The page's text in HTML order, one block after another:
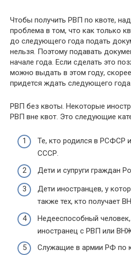
Чтобы получить РВП по квоте,
проблема в том, что как только
до следующего года подать
нельзя. Поэтому подавать
начале года. Если сделать это
можно выдать в этом году,
придется ждать следующего года.
РВП без квоты. Некоторые
РВП вне квот. Это следующие
Те, кто родился в РСФСР
СССР.
Дети и супруги граждан
Дети иностранцев, у
также тех, кто получает
Недееспособный
иностранец с РВП или
Служащие в армии РФ по